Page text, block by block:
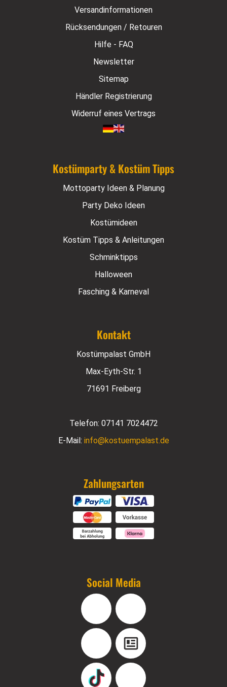
Versandinformationen
Rücksendungen / Retouren
Hilfe - FAQ
Newsletter
Sitemap
Händler Registrierung
Widerruf eines Vertrags
Kostümparty & Kostüm Tipps
Mottoparty Ideen & Planung
Party Deko Ideen
Kostümideen
Kostüm Tipps & Anleitungen
Schminktipps
Halloween
Fasching & Karneval
Kontakt
Kostümpalast GmbH
Max-Eyth-Str. 1
71691 Freiberg
Telefon: 07141 7024472
E-Mail: info@kostuempalast.de
Zahlungsarten
Social Media
Facebook Instagram
YouTube Blog
TikTok Pinterest